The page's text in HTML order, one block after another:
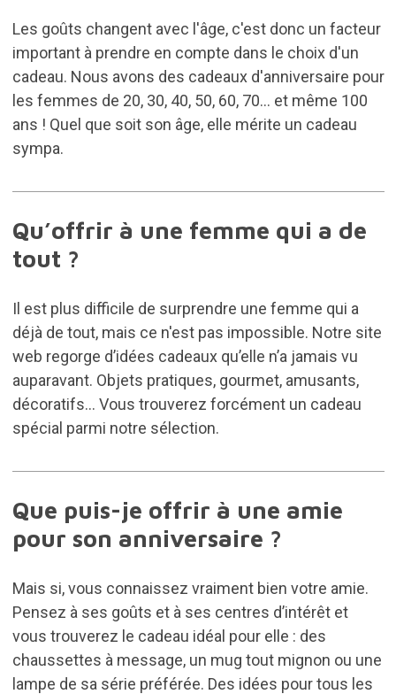
Les goûts changent avec l'âge, c'est donc un facteur
important à prendre en compte dans le choix d'un
cadeau. Nous avons des cadeaux d'anniversaire pour
les femmes de 20, 30, 40, 50, 60, 70... et même 100
ans ! Quel que soit son âge, elle mérite un cadeau
sympa.
Qu’offrir à une femme qui a de
tout ?
Il est plus difficile de surprendre une femme qui a
déjà de tout, mais ce n'est pas impossible. Notre site
web regorge d’idées cadeaux qu’elle n’a jamais vu
auparavant. Objets pratiques, gourmet, amusants,
décoratifs... Vous trouverez forcément un cadeau
spécial parmi notre sélection.
Que puis-je offrir à une amie
pour son anniversaire ?
Mais si, vous connaissez vraiment bien votre amie.
Pensez à ses goûts et à ses centres d’intérêt et
vous trouverez le cadeau idéal pour elle : des
chaussettes à message, un mug tout mignon ou une
lampe de sa série préférée. Des idées pour tous les